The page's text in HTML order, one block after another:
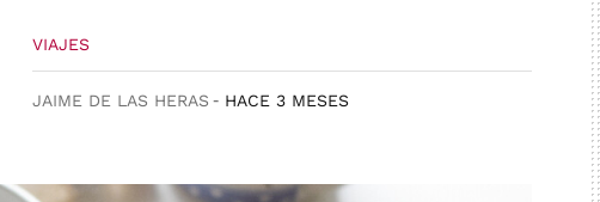
VIAJES
JAIME DE LAS HERAS HACE 3 MESES